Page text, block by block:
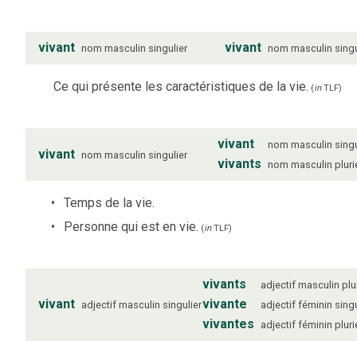
vivant nom masculin singulier vivant nom masculin
Ce qui présente les caractéristiques de la vie. (inTLF)
vivant nom masculin singulier
vivant nom masculin
vivants nom masculin
Temps de la vie.
Personne qui est en vie. (inTLF)
vivant adjectif masculin singulier
vivants adjectif masculin
vivante adjectif féminin
vivantes adjectif féminin